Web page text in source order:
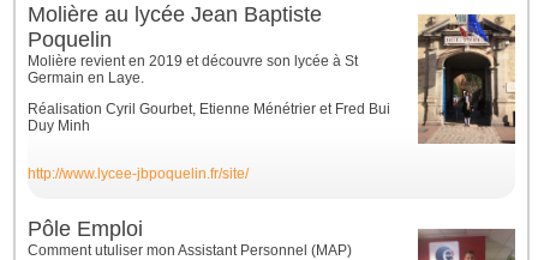
Molière au lycée Jean Baptiste
Poquelin
Molière revient en 2019 et découvre son lycée à St
Germain en Laye.
Réalisation Cyril Gourbet, Etienne Ménétrier et Fred Bui
Duy Minh
http://www.lycee-jbpoquelin.fr/site/
Pôle Emploi
Comment utuliser mon Assistant Personnel (MAP)